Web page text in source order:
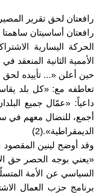
رافعتان لحق تقرير المصير
رافعتان أساسيتان
الحركة اليسارية
حين أعلن «... تأييده
تعاطفه مع: «كل بلد
داعياً: «عمّال جميع
أجمع، للنضال معهم في
الديمقراطية».(2)
وقد أوضح لينين
«يعني بوجه الحصر حق
السياسي عن الأمة
برنامج حزب العمال